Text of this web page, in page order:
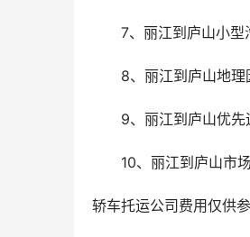
7、丽江到庐山小
8、丽江到庐山地理
9、丽江到庐山优先
10、丽江到庐山市
轿车托运公司费用仅供